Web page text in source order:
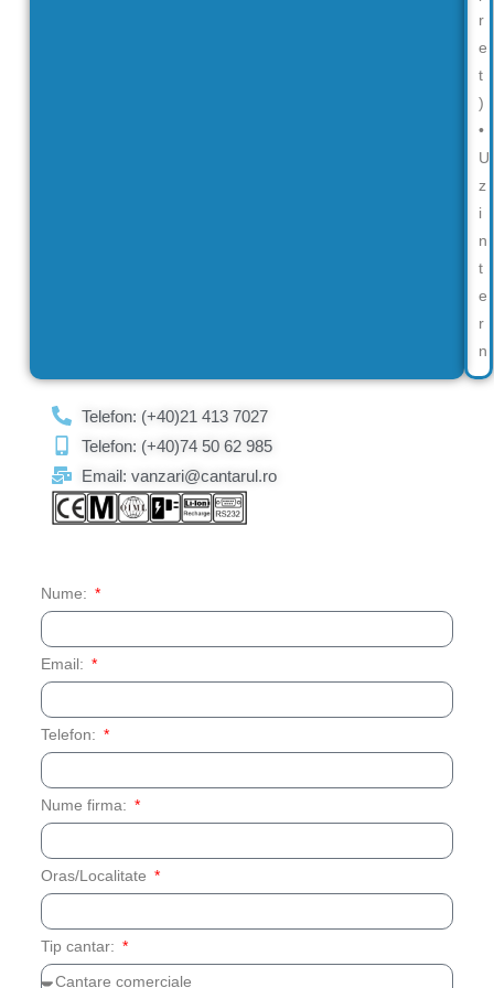
r
e
t
)
•
U
z
i
n
t
e
r
n
Telefon: (+40)21 413 7027
Telefon: (+40)74 50 62 985
Email: vanzari@cantarul.ro
Nume:
Email:
Telefon:
Nume firma:
Oras/Localitate
Tip cantar: